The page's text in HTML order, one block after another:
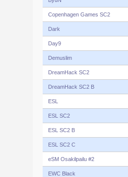
Copenhagen Games SC2
Dark
Day9
Demuslim
DreamHack SC2
DreamHack SC2 B
ESL
ESL SC2
ESL SC2 B
ESL SC2 C
eSM Osakilpailu #2
EWC Black